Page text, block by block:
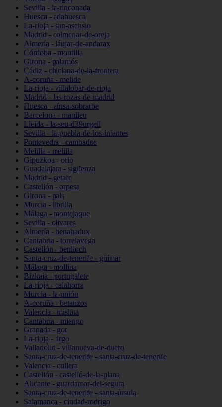
Sevilla - la-rinconada
Huesca - adahuesca
La-rioja - san-asensio
Madrid - colmenar-de-oreja
Almería - láujar-de-andarax
Córdoba - montilla
Girona - palamós
Cádiz - chiclana-de-la-frontera
A-coruña - melide
La-rioja - villalobar-de-rioja
Madrid - las-rozas-de-madrid
Huesca - aínsa-sobrarbe
Barcelona - manlleu
Lleida - la-seu-d39urgell
Sevilla - la-puebla-de-los-infantes
Pontevedra - cambados
Melilla - melilla
Gipuzkoa - orio
Guadalajara - sigüenza
Madrid - getafe
Castellón - orpesa
Girona - pals
Murcia - librilla
Málaga - montejaque
Sevilla - olivares
Almería - benahadux
Cantabria - torrelavega
Castellón - benlloch
Santa-cruz-de-tenerife - güímar
Málaga - mollina
Bizkaia - portugalete
La-rioja - calahorra
Murcia - la-unión
A-coruña - betanzos
Valencia - mislata
Cantabria - miengo
Granada - gor
La-rioja - tirgo
Valladolid - villanueva-de-duero
Santa-cruz-de-tenerife - santa-cruz-de-tenerife
Valencia - cullera
Castellón - castelló-de-la-plana
Alicante - guardamar-del-segura
Santa-cruz-de-tenerife - santa-úrsula
Salamanca - ciudad-rodrigo